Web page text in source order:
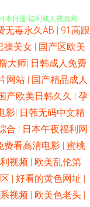
本日逼 福利成人视频网
狠艹 国产精品久久成人
韩国福利影院 91沙发视
激情人妻 成人五月天社
费电影 日韩成人网址
男男 四虎精品91 精品
精品导航 97资源超碰
无毒永久AB | 91高跟
操美女 | 国产区欧美
大师| 日韩成人免费
网站 | 国产精品成人
产欧美日韩久久 | 孕
影| 日韩无码中文精
合 | 日本午夜福利网
费看高清电影 | 蜜桃
视频 | 欧美乱伦第
| 好看的黄色网址 |
视频 | 欧美色老头 |